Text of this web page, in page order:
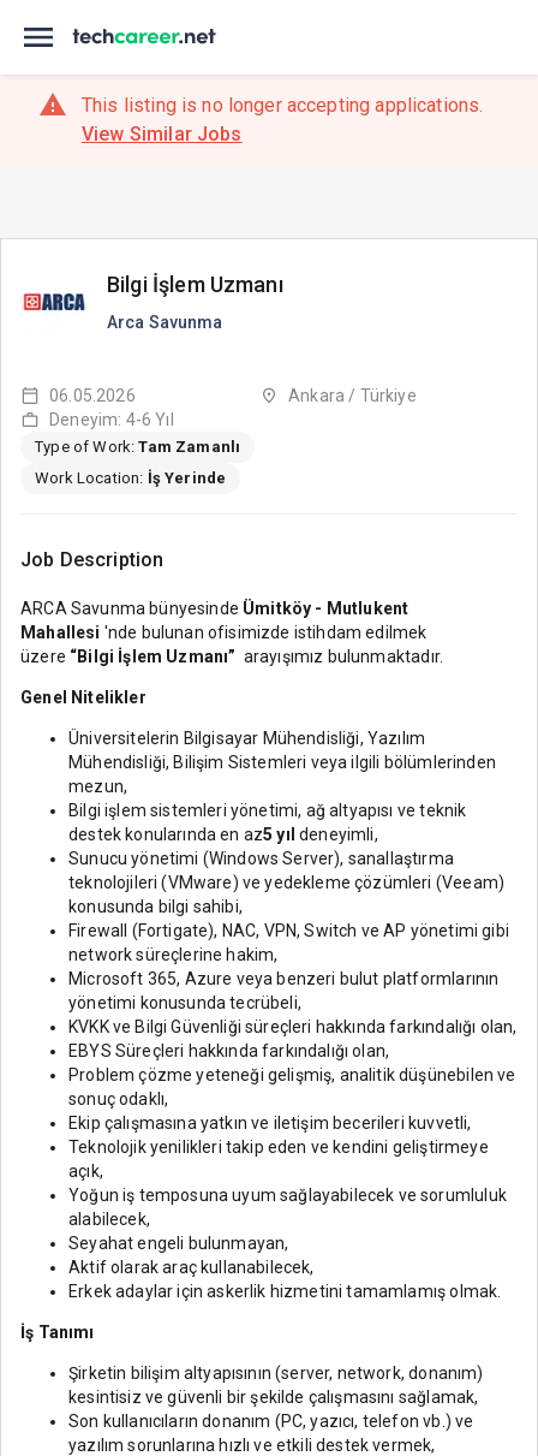
This listing is no longer accepting applications.
View Similar Jobs
Bilgi İşlem Uzmanı
Arca Savunma
06.05.2026
Ankara / Türkiye
Deneyim: 4-6 Yıl
Type of Work:Tam Zamanlı
Work Location: İş Yerinde
Job Description
ARCA Savunma bünyesinde Ümitköy - Mutlukent
Mahallesi 'nde bulunan ofisimizde istihdam edilmek
üzere “Bilgi İşlem Uzmanı” arayışımız bulunmaktadır.
Genel Nitelikler
Üniversitelerin Bilgisayar Mühendisliği, Yazılım
Mühendisliği, Bilişim Sistemleri veya ilgili bölümlerinden
mezun,
Bilgi işlem sistemleri yönetimi, ağ altyapısı ve teknik
destek konularında en az5 yıl deneyimli,
Sunucu yönetimi (Windows Server), sanallaştırma
teknolojileri (VMware) ve yedekleme çözümleri (Veeam)
konusunda bilgi sahibi,
Firewall (Fortigate), NAC, VPN, Switch ve AP yönetimi gibi
network süreçlerine hakim,
Microsoft 365, Azure veya benzeri bulut platformlarının
yönetimi konusunda tecrübeli,
KVKK ve Bilgi Güvenliği süreçleri hakkında farkındalığı olan,
EBYS Süreçleri hakkında farkındalığı olan,
Problem çözme yeteneği gelişmiş, analitik düşünebilen ve
sonuç odaklı,
Ekip çalışmasına yatkın ve iletişim becerileri kuvvetli,
Teknolojik yenilikleri takip eden ve kendini geliştirmeye
açık,
Yoğun iş temposuna uyum sağlayabilecek ve sorumluluk
alabilecek,
Seyahat engeli bulunmayan,
Aktif olarak araç kullanabilecek,
Erkek adaylar için askerlik hizmetini tamamlamış olmak.
İş Tanımı
Şirketin bilişim altyapısının (server, network, donanım)
kesintisiz ve güvenli bir şekilde çalışmasını sağlamak,
Son kullanıcıların donanım (PC, yazıcı, telefon vb.) ve
yazılım sorunlarına hızlı ve etkili destek vermek,